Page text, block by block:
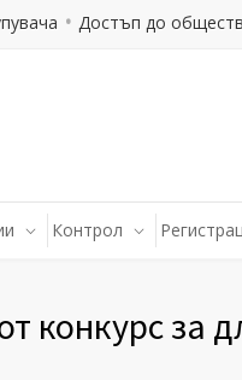
Достъп до
Контрол
конкурс за